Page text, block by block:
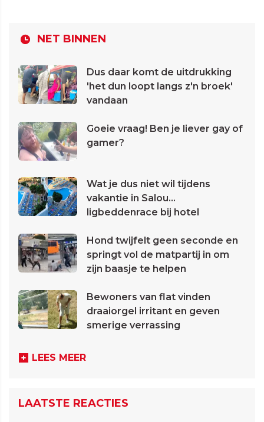
NET BINNEN
Dus daar komt de uitdrukking
'het dun loopt langs z'n broek'
vandaan
Goeie vraag! Ben je liever gay of
gamer?
Wat je dus niet wil tijdens
vakantie in Salou...
ligbeddenrace bij hotel
Hond twijfelt geen seconde en
springt vol de matpartij in om
zijn baasje te helpen
Bewoners van flat vinden
draaiorgel irritant en geven
smerige verrassing
LEES MEER
LAATSTE REACTIES